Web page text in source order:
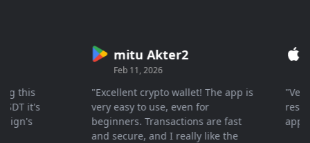
it's
mitu Akter2
Feb 11, 2026
"Excellent crypto wallet! The app is
very easy to use, even for
beginners. Transactions are fast
and secure, and I really like the
"Very